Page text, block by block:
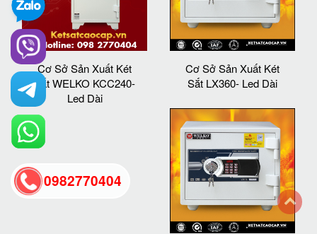
Cơ Sở Sản Xuất Két
Sắt WELKO KCC240-
Led Dài
Cơ Sở Sản Xuất Két
Sắt LX360- Led Dài
0982770404
back